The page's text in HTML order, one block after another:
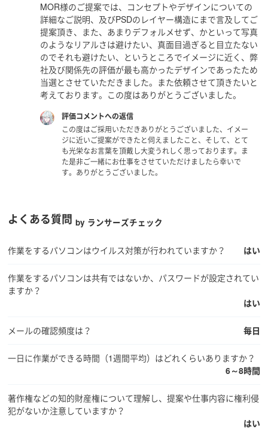
MOR様のご提案では、コンセプトやデザインについての
詳細なご説明、及びPSDのレイヤー構造にまで言及してご
提案頂き、また、あまりデフォルメせず、かといって写真
のようなリアルさは避けたい、真面目過ぎると目立たない
のでそれも避けたい、というところでイメージに近く、弊
社及び関係先の評価が最も高かったデザインであったため
当選とさせていただきました。また依頼させて頂きたいと
考えております。この度はありがとうございました。
評価コメントへの返信
この度はご採用いただきありがとうございました、イメー
ジに近いご提案ができたと伺えましたこと、そして、とて
も光栄なお言葉を頂戴し大変うれしく思っております。ま
た是非ご一緒にお仕事をさせていただけましたら幸いで
す。ありがとうございました。
よくある質問by ランサーズチェック
作業をするパソコンはウイルス対策が行われていますか？ はい
作業をするパソコンは共有ではないか、パスワードが設定されてい
ますか？
はい
メールの確認頻度は？ 毎日
一日に作業ができる時間（1週間平均）はどれくらいありますか？
6～8時間
著作権などの知的財産権について理解し、提案や仕事内容に権利侵
犯がないか注意していますか？
はい